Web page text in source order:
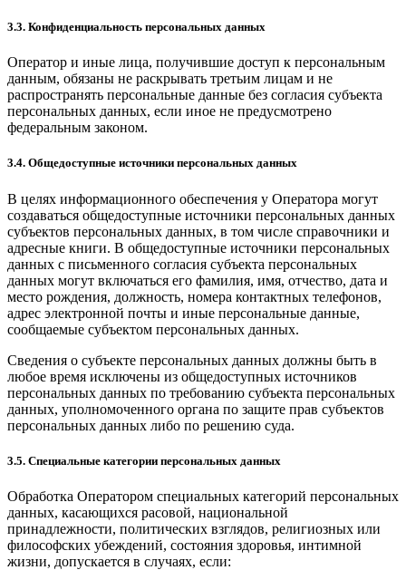
3.3. Конфиденциальность персональных данных
Оператор и иные лица, получившие доступ к персональным
данным, обязаны не раскрывать третьим лицам и не
распространять персональные данные без согласия субъекта
персональных данных, если иное не предусмотрено
федеральным законом.
3.4. Общедоступные источники персональных данных
В целях информационного обеспечения у Оператора могут
создаваться общедоступные источники персональных данных
субъектов персональных данных, в том числе справочники и
адресные книги. В общедоступные источники персональных
данных с письменного согласия субъекта персональных
данных могут включаться его фамилия, имя, отчество, дата и
место рождения, должность, номера контактных телефонов,
адрес электронной почты и иные персональные данные,
сообщаемые субъектом персональных данных.
Сведения о субъекте персональных данных должны быть в
любое время исключены из общедоступных источников
персональных данных по требованию субъекта персональных
данных, уполномоченного органа по защите прав субъектов
персональных данных либо по решению суда.
3.5. Специальные категории персональных данных
Обработка Оператором специальных категорий персональных
данных, касающихся расовой, национальной
принадлежности, политических взглядов, религиозных или
философских убеждений, состояния здоровья, интимной
жизни, допускается в случаях, если: